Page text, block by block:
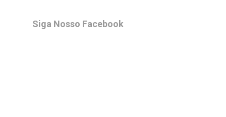
Siga Nosso Facebook